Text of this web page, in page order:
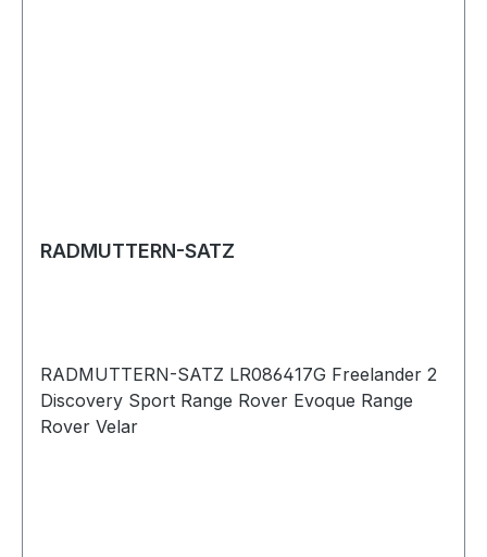
RADMUTTERN-SATZ
RADMUTTERN-SATZ LR086417G Freelander 2
Discovery Sport Range Rover Evoque Range
Rover Velar